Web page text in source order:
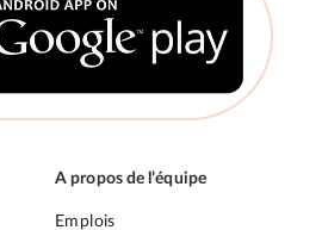
A propos de l’équipe
Emplois